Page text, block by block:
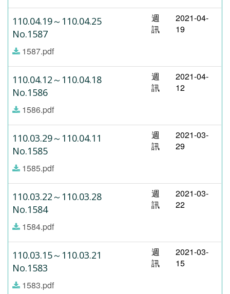
110.04.19～110.04.25
No.1587
1587.pdf
週
訊
2021-04-
19
110.04.12～110.04.18
No.1586
1586.pdf
週
訊
2021-04-
12
110.03.29～110.04.11
No.1585
1585.pdf
週
訊
2021-03-
29
110.03.22～110.03.28
No.1584
1584.pdf
週
訊
2021-03-
22
110.03.15～110.03.21
No.1583
1583.pdf
週
訊
2021-03-
15